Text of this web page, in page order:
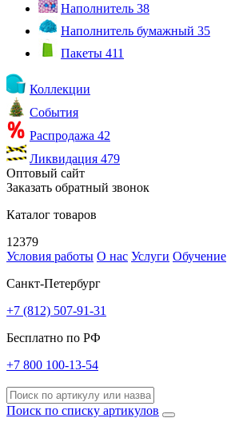
Наполнитель 38
Наполнитель бумажный 35
Пакеты 411
Коллекции
События
Распродажа 42
Ликвидация 479
Оптовый сайт
Заказать обратный звонок
Каталог товаров
12379
Условия работы О нас Услуги Обучение
Санкт-Петербург
+7 (812) 507-91-31
Бесплатно по РФ
+7 800 100-13-54
Поиск по списку артикулов